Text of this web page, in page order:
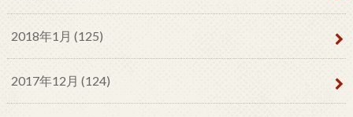
2018年1月 (125)
2017年12月 (124)